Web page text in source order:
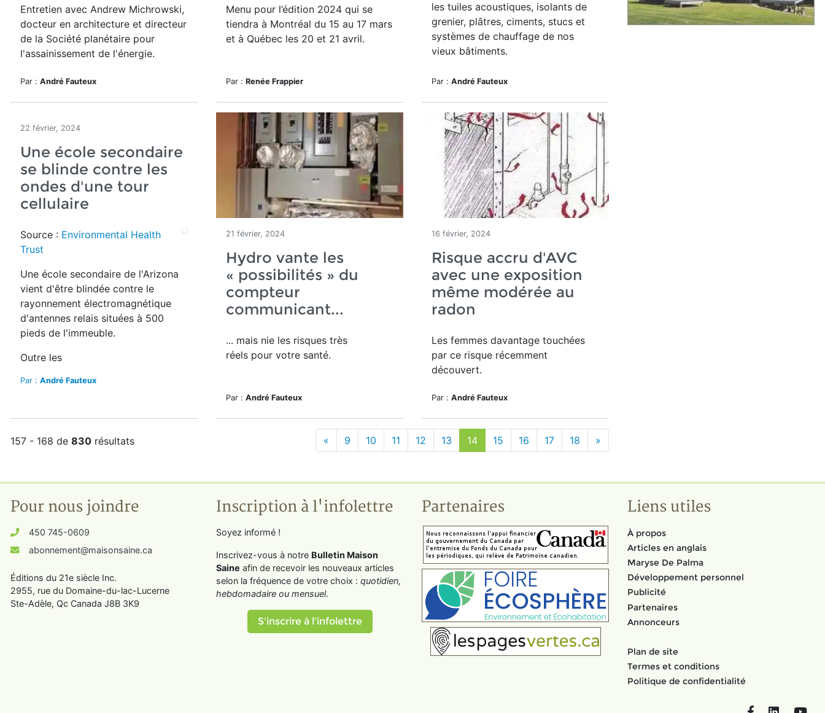
Entretien avec Andrew Michrowski,
docteur en architecture et directeur
de la Société planétaire pour
l'assainissement de l'énergie.
Par : André Fauteux
Menu pour l’édition 2024 qui se
tiendra à Montréal du 15 au 17 mars
et à Québec les 20 et 21 avril.
Par : Renée Frappier
les tuiles acoustiques, isolants de
grenier, plâtres, ciments, stucs et
systèmes de chauffage de nos
vieux bâtiments.
Par : André Fauteux
22 février, 2024
Une école secondaire
se blinde contre les
ondes d'une tour
cellulaire
Source : Environmental Health
Trust
Une école secondaire de l'Arizona
vient d'être blindée contre le
rayonnement électromagnétique
d'antennes relais situées à 500
pieds de l'immeuble.
Outre les
Par : André Fauteux
21 février, 2024
Hydro vante les
« possibilités » du
compteur
communicant...
... mais nie les risques très
réels pour votre santé.
Par : André Fauteux
16 février, 2024
Risque accru d'AVC
avec une exposition
même modérée au
radon
Les femmes davantage touchées
par ce risque récemment
découvert.
Par : André Fauteux
157 - 168 de 830 résultats « 9 10 11 12 13 14 15 16 17 18 »
Pour nous joindre
450 745-0609
abonnement@maisonsaine.ca
Éditions du 21e siècle Inc.
2955, rue du Domaine-du-lac-Lucerne
Ste-Adèle, Qc Canada J8B 3K9
Inscription à l'infolettre
Soyez informé !
Inscrivez-vous à notre Bulletin Maison
Saine afin de recevoir les nouveaux articles
selon la fréquence de votre choix : quotidien,
hebdomadaire ou mensuel.
S'inscrire à l'infolettre
Partenaires Liens utiles
À propos
Articles en anglais
Maryse De Palma
Développement personnel
Publicité
Partenaires
Annonceurs
Plan de site
Termes et conditions
Politique de confidentialité